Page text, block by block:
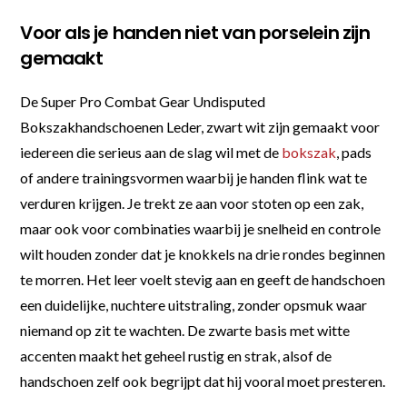
Voor als je handen niet van porselein zijn
gemaakt
De Super Pro Combat Gear Undisputed
Bokszakhandschoenen Leder, zwart wit zijn gemaakt voor
iedereen die serieus aan de slag wil met de bokszak , pads
of andere trainingsvormen waarbij je handen flink wat te
verduren krijgen. Je trekt ze aan voor stoten op een zak,
maar ook voor combinaties waarbij je snelheid en controle
wilt houden zonder dat je knokkels na drie rondes beginnen
te morren. Het leer voelt stevig aan en geeft de handschoen
een duidelijke, nuchtere uitstraling, zonder opsmuk waar
niemand op zit te wachten. De zwarte basis met witte
accenten maakt het geheel rustig en strak, alsof de
handschoen zelf ook begrijpt dat hij vooral moet presteren.